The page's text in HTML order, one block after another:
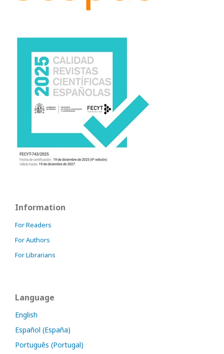
Information
For Readers
For Authors
For Librarians
Language
English
Español (España)
Português (Portugal)